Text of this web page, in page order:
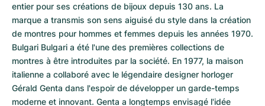
entier pour ses créations de bijoux depuis 130 ans. La
marque a transmis son sens aiguisé du style dans la création
de montres pour hommes et femmes depuis les années 1970.
Bulgari Bulgari a été l'une des premières collections de
montres à être introduites par la société. En 1977, la maison
italienne a collaboré avec le légendaire designer horloger
Gérald Genta dans l'espoir de développer un garde-temps
moderne et innovant. Genta a longtemps envisagé l'idée